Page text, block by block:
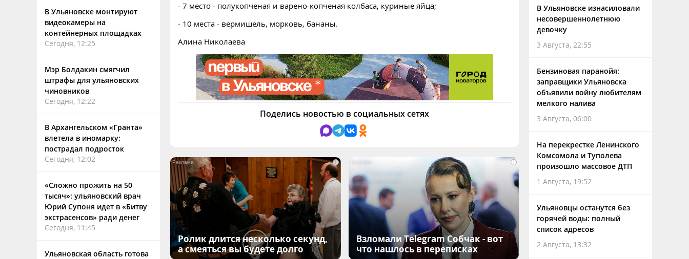
В Ульяновске монтируют
видеокамеры на
контейнерных площадках
Сегодня, 12:25
Мэр Болдакин смягчил
штрафы для ульяновских
чиновников
Сегодня, 12:22
В Архангельском «Гранта»
влетела в иномарку:
пострадал подросток
Сегодня, 12:02
«Сложно прожить на 50
тысяч»: ульяновский врач
Юрий Супоня идет в «Битву
экстрасенсов» ради денег
Сегодня, 11:45
Ульяновская область готова
- 7 место - полукопченая и варено-копченая колбаса, куриные яйца;
- 10 места - вермишель, морковь, бананы.
Алина Николаева
Поделись новостью в социальных сетях
i
Ролик длится несколько секунд,
а смеяться вы будете долго
i
Взломали Telegram Собчак - вот
что нашлось в переписках
В Ульяновске изнасиловали
несовершеннолетнюю
девочку
3 Августа, 22:55
Бензиновая паранойя:
заправщики Ульяновска
объявили войну любителям
мелкого налива
3 Августа, 06:00
На перекрестке Ленинского
Комсомола и Туполева
произошло массовое ДТП
1 Августа, 19:52
Ульяновцы останутся без
горячей воды: полный
список адресов
2 Августа, 13:32